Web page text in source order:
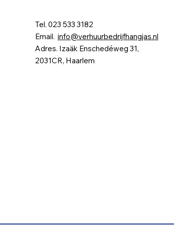
Tel. 023 533 3182
Email. info@verhuurbedrijfhangjas.nl
Adres. Izaäk Enschedéweg 31,
2031CR, Haarlem